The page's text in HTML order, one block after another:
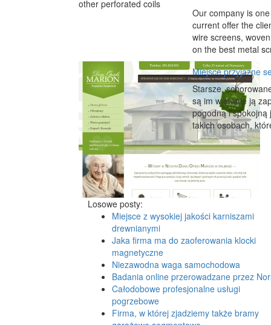
Our company is
current offer the
wire screens,
on the best metal
Miejsce przyjazne
Starsze,
są im w stanie ją
pogodną i spokojną
takich osobach,
Losowe posty:
Miejsce z wysokiej jakości karniszami
drewnianymi
Jaka firma ma do zaoferowania klocki
magnetyczne
Niezawodna waga samochodowa
Badania online przerowadzane przez
Całodobowe profesjonalne usługi
pogrzebowe
Firma, w której zjadziemy także bramy